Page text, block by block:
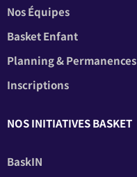
Nos Équipes
Basket Enfant
Planning & Permanences
Inscriptions
NOS INITIATIVES BASKET
BaskIN